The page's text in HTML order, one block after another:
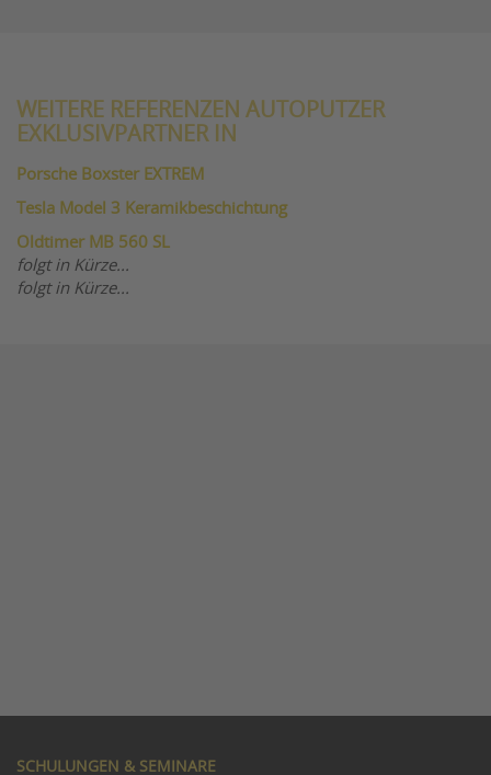
WEITERE REFERENZEN AUTOPUTZER
EXKLUSIVPARTNER IN
Porsche Boxster EXTREM
Tesla Model 3 Keramikbeschichtung
Oldtimer MB 560 SL
folgt in Kürze...
folgt in Kürze...
SCHULUNGEN & SEMINARE